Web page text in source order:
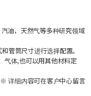
油，天然气等多种研究领域
管筒尺寸进行选择配置。
气体,也可以用其他材料定
※ 详细内容可在客户中心留言